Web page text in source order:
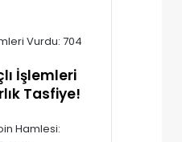
İşlemleri
Tasfiye!